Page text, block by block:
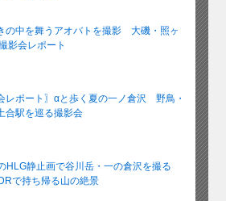
の中を舞うアオバトを撮影 大磯・照ヶ
影会レポート
レポート〗αと歩く夏の一ノ倉沢 野鳥・
合駅を巡る撮影会
HLG静止画で谷川岳・一の倉沢を撮る
で持ち帰る山の絶景